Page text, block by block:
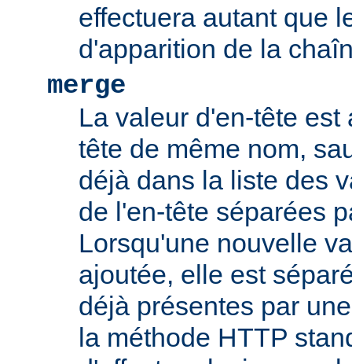
effectuera autant que
d'apparition de la
merge
La valeur d'en-tête est
tête de même nom,
déjà dans la liste des
de l'en-tête séparées
Lorsqu'une nouvelle
ajoutée, elle est
déjà présentes par
la méthode HTTP